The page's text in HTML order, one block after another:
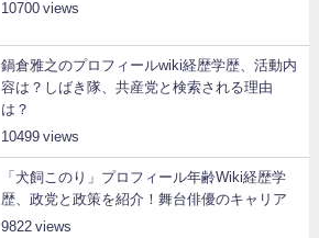
10700
鍋倉雅之のプロフィールwiki経歴学歴、活動内
容は？しばき隊、共産党と検索される理由
は？
10499
「犬飼このり」プロフィール年齢Wiki経歴学
歴、政党と政策を紹介！舞台俳優のキャリア
9822